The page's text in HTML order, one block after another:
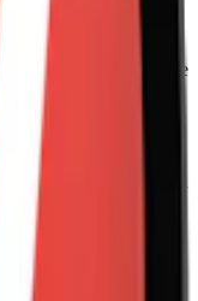
under läppen
påsen optimerar både
med 20 prillor,
Blossom är, precis
annat innebär att
#5 Stark